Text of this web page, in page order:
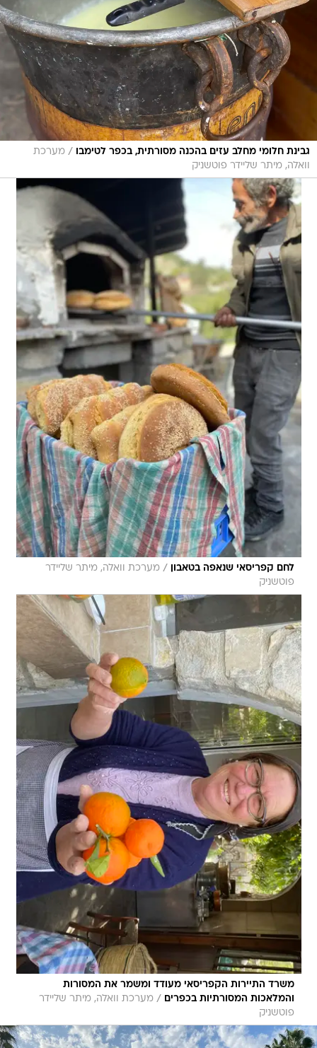
גבינת חלומי מחלב עזים בהכנה מסורתית, בכפר לטימבו / מערכת
וואלה, מיתר שליידר פוטשניק
לחם קפריסאי שנאפה בטאבון / מערכת וואלה, מיתר שליידר
פוטשניק
משרד התיירות הקפריסאי מעודד ומשמר את המסורות
והמלאכות המסורתיות בכפרים
/ מערכת וואלה, מיתר שליידר
פוטשניק